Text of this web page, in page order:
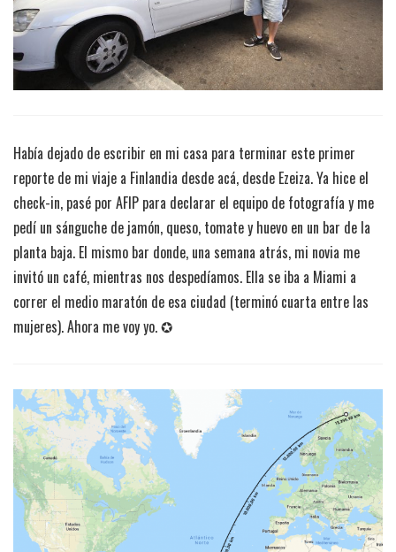
Había dejado de escribir en mi casa para terminar este primer
reporte de mi viaje a Finlandia desde acá, desde Ezeiza. Ya hice el
check-in, pasé por AFIP para declarar el equipo de fotografía y me
pedí un sánguche de jamón, queso, tomate y huevo en un bar de la
planta baja. El mismo bar donde, una semana atrás, mi novia me
invitó un café, mientras nos despedíamos. Ella se iba a Miami a
correr el medio maratón de esa ciudad (terminó cuarta entre las
mujeres). Ahora me voy yo. ✪